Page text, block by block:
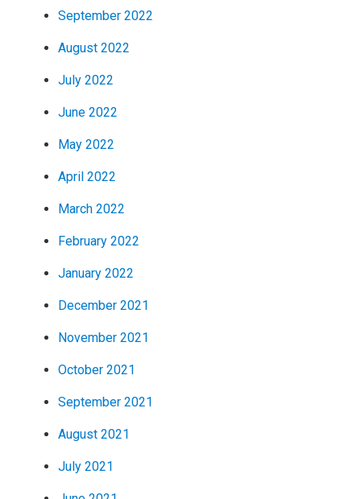
September 2022
August 2022
July 2022
June 2022
May 2022
April 2022
March 2022
February 2022
January 2022
December 2021
November 2021
October 2021
September 2021
August 2021
July 2021